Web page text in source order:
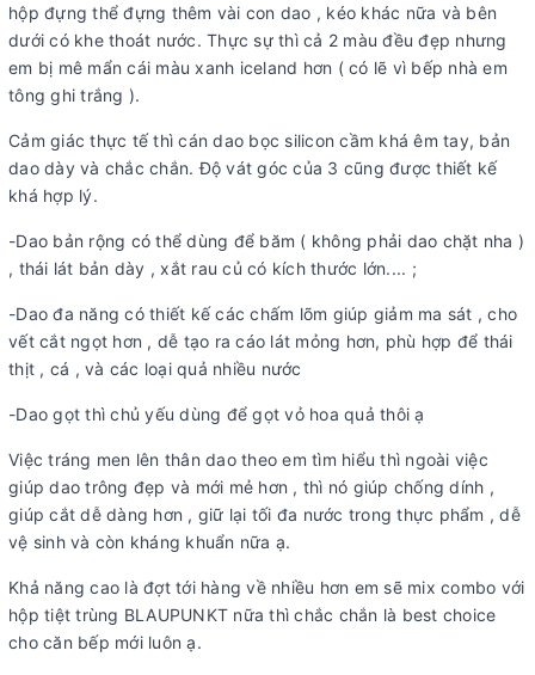
hộp đựng thể đựng thêm vài con dao , kéo khác nữa và bên
dưới có khe thoát nước. Thực sự thì cả 2 màu đều đẹp nhưng
em bị mê mẩn cái màu xanh iceland hơn ( có lẽ vì bếp nhà em
tông ghi trắng ).
Cảm giác thực tế thì cán dao bọc silicon cầm khá êm tay, bản
dao dày và chắc chắn. Độ vát góc của 3 cũng được thiết kế
khá hợp lý.
-Dao bản rộng có thể dùng để băm ( không phải dao chặt nha )
, thái lát bản dày , xắt rau củ có kích thước lớn.... ;
-Dao đa năng có thiết kế các chấm lõm giúp giảm ma sát , cho
vết cắt ngọt hơn , dễ tạo ra cáo lát mỏng hơn, phù hợp để thái
thịt , cá , và các loại quả nhiều nước
-Dao gọt thì chủ yếu dùng để gọt vỏ hoa quả thôi ạ
Việc tráng men lên thân dao theo em tìm hiểu thì ngoài việc
giúp dao trông đẹp và mới mẻ hơn , thì nó giúp chống dính ,
giúp cắt dễ dàng hơn , giữ lại tối đa nước trong thực phẩm , dễ
vệ sinh và còn kháng khuẩn nữa ạ.
Khả năng cao là đợt tới hàng về nhiều hơn em sẽ mix combo với
hộp tiệt trùng BLAUPUNKT nữa thì chắc chắn là best choice
cho căn bếp mới luôn ạ.